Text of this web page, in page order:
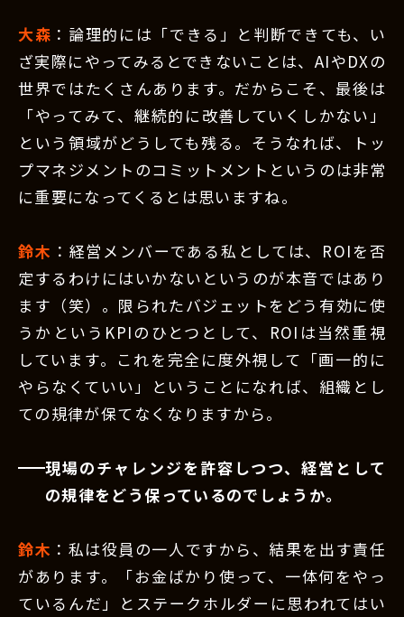
大森 ：論理的には「できる」と判断できても、い
ざ実際にやってみるとできないことは、AIやDXの
世界ではたくさんあります。だからこそ、最後は
「やってみて、継続的に改善していくしかない」
という領域がどうしても残る。そうなれば、トッ
プマネジメントのコミットメントというのは非常
に重要になってくるとは思いますね。
鈴木 ：経営メンバーである私としては、ROIを否
定するわけにはいかないというのが本音ではあり
ます（笑）。限られたバジェットをどう有効に使
うかというKPIのひとつとして、ROIは当然重視
しています。これを完全に度外視して「画一的に
やらなくていい」ということになれば、組織とし
ての規律が保てなくなりますから。
現場のチャレンジを許容しつつ、経営として
の規律をどう保っているのでしょうか。
鈴木 ：私は役員の一人ですから、結果を出す責任
があります。「お金ばかり使って、一体何をやっ
ているんだ」とステークホルダーに思われてはい